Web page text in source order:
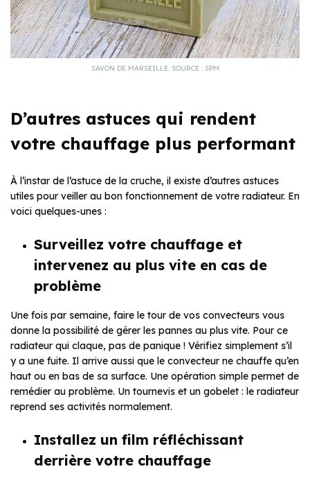
SAVON DE MARSEILLE. SOURCE : SPM
D’autres astuces qui rendent
votre chauffage plus performant
À l’instar de l’astuce de la cruche, il existe d’autres astuces
utiles pour veiller au bon fonctionnement de votre radiateur. En
voici quelques-unes :
Surveillez votre chauffage et
intervenez au plus vite en cas de
problème
Une fois par semaine, faire le tour de vos convecteurs vous
donne la possibilité de gérer les pannes au plus vite. Pour ce
radiateur qui claque, pas de panique ! Vérifiez simplement s’il
y a une fuite. Il arrive aussi que le convecteur ne chauffe qu’en
haut ou en bas de sa surface. Une opération simple permet de
remédier au problème. Un tournevis et un gobelet : le radiateur
reprend ses activités normalement.
Installez un film réfléchissant
derrière votre chauffage